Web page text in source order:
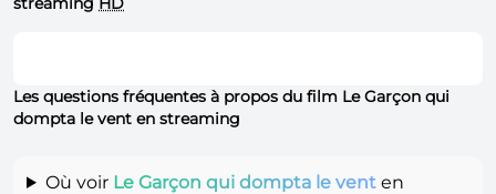
Les questions fréquentes à propos du film Le Garçon qui
dompta le vent en streaming
Où voir Le Garçon qui dompta le venten